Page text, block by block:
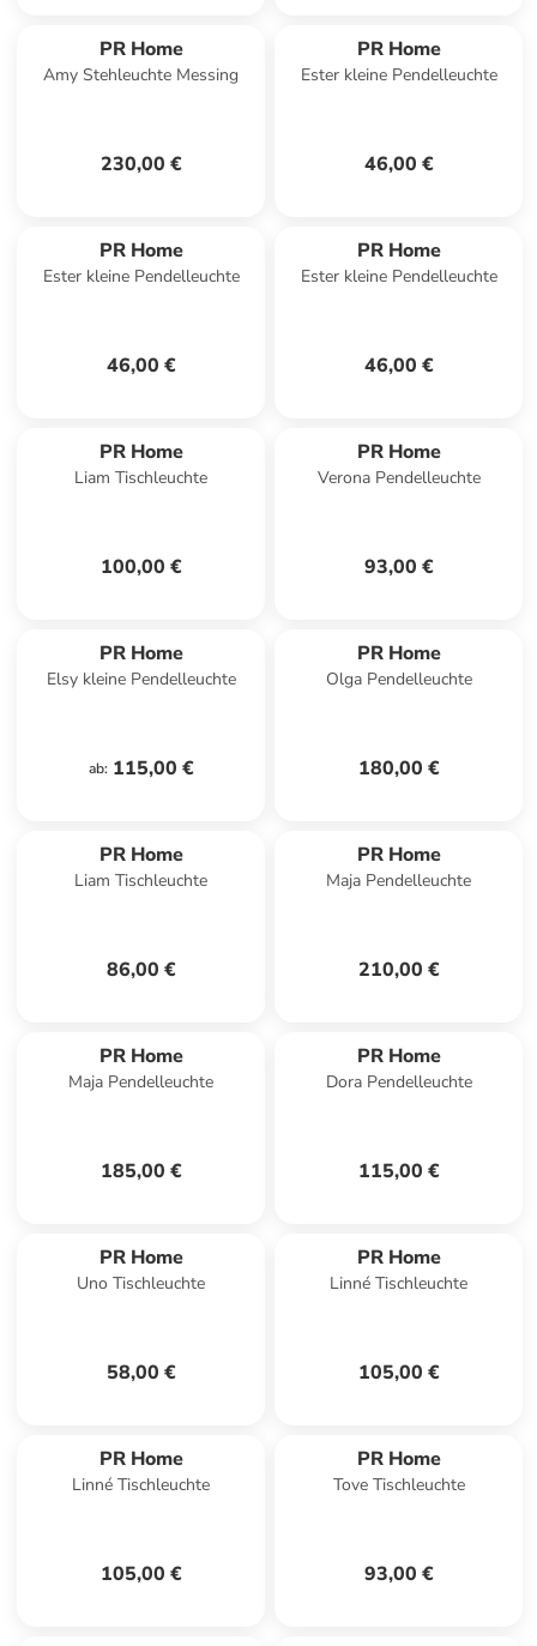
PR Home
Amy Stehleuchte Messing
230,00 €
PR Home
Ester kleine Pendelleuchte
46,00 €
PR Home
Ester kleine Pendelleuchte
46,00 €
PR Home
Ester kleine Pendelleuchte
46,00 €
PR Home
Liam Tischleuchte
100,00 €
PR Home
Verona Pendelleuchte
93,00 €
PR Home
Elsy kleine Pendelleuchte
ab: 115,00 €
PR Home
Olga Pendelleuchte
180,00 €
PR Home
Liam Tischleuchte
86,00 €
PR Home
Maja Pendelleuchte
210,00 €
PR Home
Maja Pendelleuchte
185,00 €
PR Home
Dora Pendelleuchte
115,00 €
PR Home
Uno Tischleuchte
58,00 €
PR Home
Linné Tischleuchte
105,00 €
PR Home
Linné Tischleuchte
105,00 €
PR Home
Tove Tischleuchte
93,00 €